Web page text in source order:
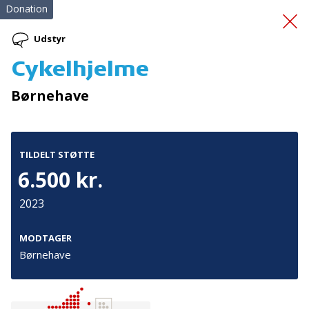
Massagestol til PAM
Donation
Udstyr
Cykelhjelme
Børnehave
TILDELT STØTTE
6.500 kr.
2023
MODTAGER
Børnehave
Tilmeld nyhedsbrev
De seneste nyheder om TrygFondens og TryghedsGruppens
aktiviteter direkte i din indbakke.
Tilmeld